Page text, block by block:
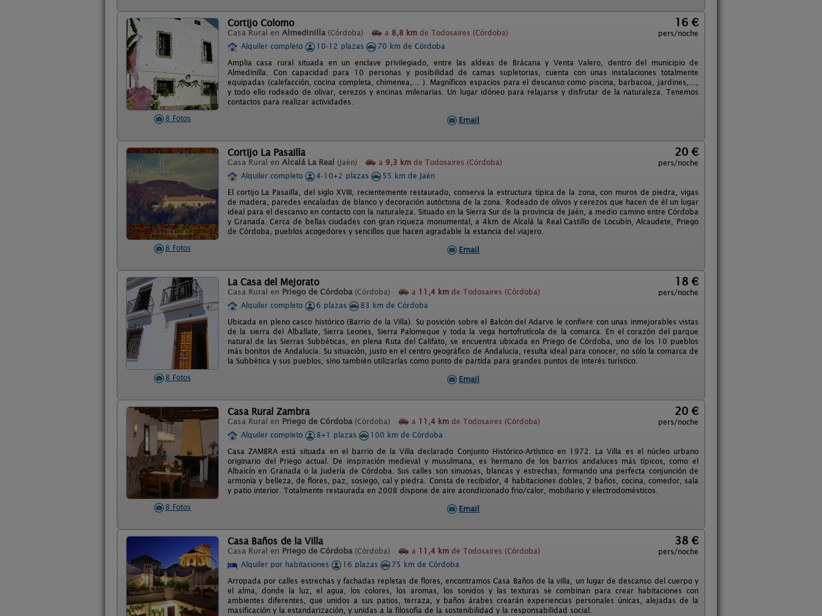
8 Fotos
Cortijo Colomo
Casa Rural en Almedinilla (Córdoba) a 8,8 km de Todosaires (Córdoba)
16 €
pers/noche
Alquiler completo
10-12 plazas
70 km de Córdoba
Amplia casa rural situada en un enclave privilegiado, entre las aldeas de Brácana y Venta Valero, dentro del municipio de
Almedinilla. Con capacidad para 10 personas y posibilidad de camas supletorias, cuenta con unas instalaciones totalmente
equipadas (calefacción, cocina completa, chimenea,... ). Magníficos espacios para el descanso como piscina, barbacoa, jardines,...,
y todo ello rodeado de olivar, cerezos y encinas milenarias. Un lugar idóneo para relajarse y disfrutar de la naturaleza. Tenemos
contactos para realizar actividades.
Email
8 Fotos
Cortijo La Pasailla
Casa Rural en Alcalá La Real (Jaén) a 9,3 km de Todosaires (Córdoba)
20 €
pers/noche
Alquiler completo
4-10+2 plazas
55 km de Jaén
El cortijo La Pasailla, del siglo XVIII, recientemente restaurado, conserva la estructura típica de la zona, con muros de piedra, vigas
de madera, paredes encaladas de blanco y decoración autóctona de la zona. Rodeado de olivos y cerezos que hacen de él un lugar
ideal para el descanso en contacto con la naturaleza. Situado en la Sierra Sur de la provincia de Jaén, a medio camino entre Córdoba
y Granada. Cerca de bellas ciudades con gran riqueza monumental, a 4km de Alcalá la Real Castillo de Locubín, Alcaudete, Priego
de Córdoba, pueblos acogedores y sencillos que hacen agradable la estancia del viajero.
Email
8 Fotos
La Casa del Mejorato
Casa Rural en Priego de Córdoba (Córdoba) a 11,4 km de Todosaires (Córdoba)
18 €
pers/noche
Alquiler completo
6 plazas
83 km de Córdoba
Ubicada en pleno casco histórico (Barrio de la Villa). Su posición sobre el Balcón del Adarve le confiere con unas inmejorables vistas
de la sierra del Alballate, Sierra Leones, Sierra Palomeque y toda la vega hortofrutícola de la comarca. En el corazón del parque
natural de las Sierras Subbéticas, en plena Ruta del Califato, se encuentra ubicada en Priego de Córdoba, uno de los 10 pueblos
más bonitos de Andalucía. Su situación, justo en el centro geográfico de Andalucía, resulta ideal para conocer, no sólo la comarca de
la Subbética y sus pueblos, sino también utilizarlas como punto de partida para grandes puntos de interés turístico.
Email
8 Fotos
Casa Rural Zambra
Casa Rural en Priego de Córdoba (Córdoba) a 11,4 km de Todosaires (Córdoba)
20 €
pers/noche
Alquiler completo
8+1 plazas
100 km de Córdoba
Casa ZAMBRA está situada en el barrio de la Villa declarado Conjunto Histórico-Artístico en 1972. La Villa es el núcleo urbano
originario del Priego actual. De inspiración medieval y musulmana, es hermano de los barrios andaluces más típicos, como el
Albaicín en Granada o la Judería de Córdoba. Sus calles son sinuosas, blancas y estrechas, formando una perfecta conjunción de
armonía y belleza, de flores, paz, sosiego, cal y piedra. Consta de recibidor, 4 habitaciones dobles, 2 baños, cocina, comedor, sala
y patio interior. Totalmente restaurada en 2008 dispone de aire acondicionado frio/calor, mobiliario y electrodomésticos.
Email
Casa Baños de la Villa
Casa Rural en Priego de Córdoba (Córdoba) a 11,4 km de Todosaires (Córdoba)
38 €
pers/noche
Alquiler por habitaciones
16 plazas
75 km de Córdoba
Arropada por calles estrechas y fachadas repletas de flores, encontramos Casa Baños de la villa, un lugar de descanso del cuerpo y
el alma, donde la luz, el agua, los colores, los aromas, los sonidos y las texturas se combinan para crear habitaciones con
ambientes diferentes, que unidos a sus patios, terraza, y baños árabes crearán experiencias personales únicas, alejadas de la
masificación y la estandarización, y unidas a la filosofía de la sostenibilidad y la responsabilidad social.